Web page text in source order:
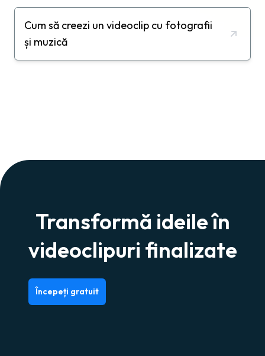
Cum să creezi un videoclip cu fotografii
și muzică
Transformă ideile în
videoclipuri finalizate
Începeți gratuit